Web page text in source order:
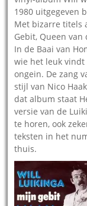
1980 uitgegeven
Met bizarre titels
Gebit, Queen van
In de Baai van
wie het leuk vindt
ongein. De zang
stijl van Nico
dat album staat
versie van de
te horen, ook
teksten in het
thuis.